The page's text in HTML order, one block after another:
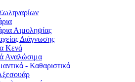
Αιμοληψίας
Διάγνωσης
Κενά
Αναλώσιμα
- Καθαριστικά